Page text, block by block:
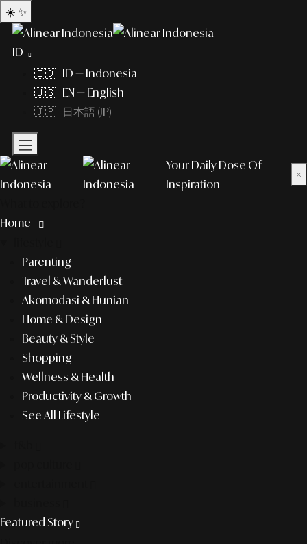
☀️ ✨
ID
🇮🇩 ID — Indonesia
🇺🇸 EN — English
🇯🇵 日本語 (JP)
Your Daily Dose Of
Inspiration
×
Home
Parenting
Travel & Wanderlust
Akomodasi & Hunian
Home & Design
Beauty & Style
Shopping
Wellness & Health
Productivity & Growth
See All Lifestyle
Featured Story